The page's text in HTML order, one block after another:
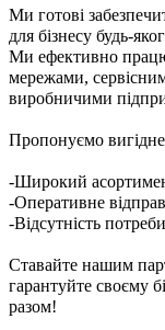
Ми готові
для бізнесу будь-
Ми ефективно
мережами,
виробничими
Пропонуємо
-Широкий
-Оперативне
-Відсутність
Ставайте нашим
гарантуйте своєму
разом!